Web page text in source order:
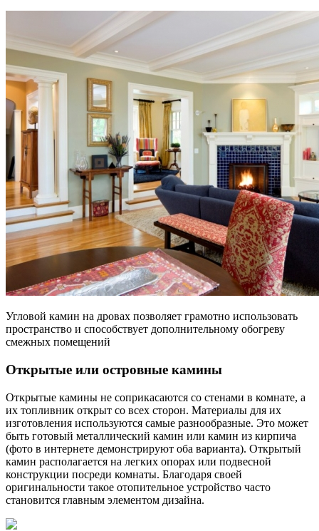
Угловой камин на дровах позволяет грамотно использовать
пространство и способствует дополнительному обогреву
смежных помещений
Открытые или островные камины
Открытые камины не соприкасаются со стенами в комнате, а
их топливник открыт со всех сторон. Материалы для их
изготовления используются самые разнообразные. Это может
быть готовый металлический камин или камин из кирпича
(фото в интернете демонстрируют оба варианта). Открытый
камин располагается на легких опорах или подвесной
конструкции посреди комнаты. Благодаря своей
оригинальности такое отопительное устройство часто
становится главным элементом дизайна.